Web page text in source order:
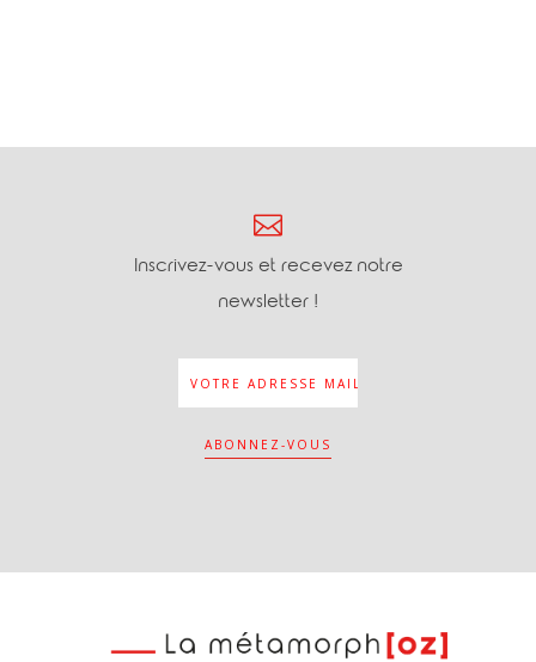
Inscrivez-vous et recevez notre
newsletter !